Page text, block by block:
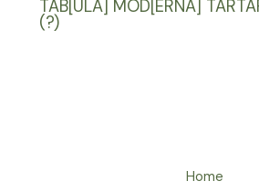
TAB[ULA] MOD[ERNA]
(?)
Home